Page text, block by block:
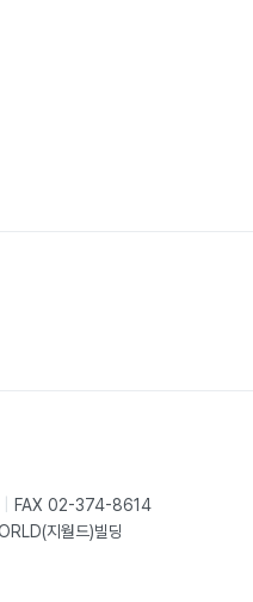
FAX 02-374-8614
지월드)빌딩